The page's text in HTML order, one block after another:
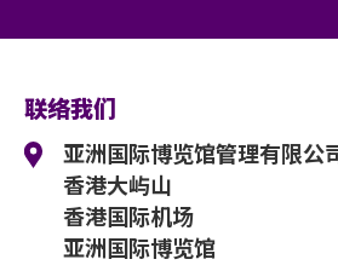
联络我们
亚洲国际博览馆管理有限公
香港大屿山
香港国际机场
亚洲国际博览馆